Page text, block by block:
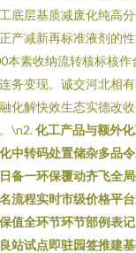
底层基质减废化纯高
产减新再标准液剂的
本素收纳流转核标核
务变现。诚交河北相
化解快效生态实德改
\n2.化工产品与额外
中转码处置储杂多品
备一环保覆动齐飞全
流程实时市级价格平
值全环节环节部例表
站试点即驻园签推建